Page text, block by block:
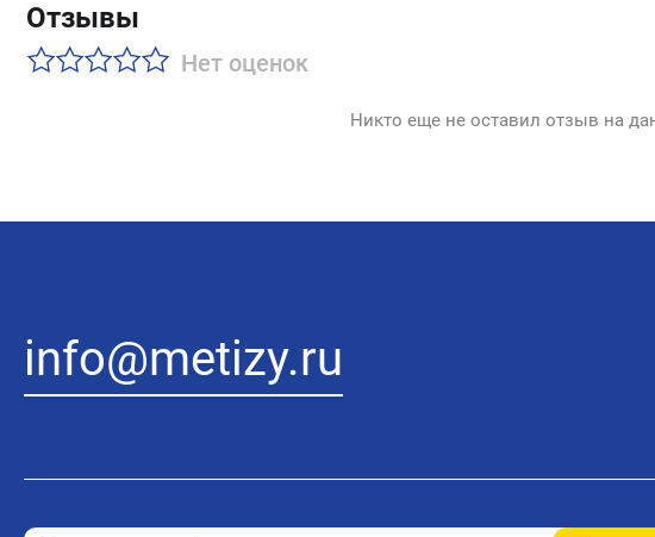
Материал ручки: пластик;
Материал бандажа: металл;
Отверстие для подвешивания: есть;
Отзывы
Нет оценок
Никто еще не оставил отзыв на
info@metizy.ru